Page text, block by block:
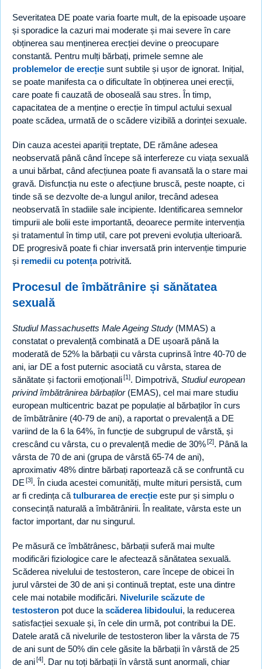
Severitatea DE poate varia foarte mult, de la episoade ușoare
și sporadice la cazuri mai moderate și mai severe în care
obținerea sau menținerea erecției devine o preocupare
constantă. Pentru mulți bărbați, primele semne ale
problemelor de erecție sunt subtile și ușor de ignorat. Inițial,
se poate manifesta ca o dificultate în obținerea unei erecții,
care poate fi cauzată de oboseală sau stres. În timp,
capacitatea de a menține o erecție în timpul actului sexual
poate scădea, urmată de o scădere vizibilă a dorinței sexuale.
Din cauza acestei apariții treptate, DE rămâne adesea
neobservată până când începe să interfereze cu viața sexuală
a unui bărbat, când afecțiunea poate fi avansată la o stare mai
gravă. Disfuncția nu este o afecțiune bruscă, peste noapte, ci
tinde să se dezvolte de-a lungul anilor, trecând adesea
neobservată în stadiile sale incipiente. Identificarea semnelor
timpurii ale bolii este importantă, deoarece permite intervenția
și tratamentul în timp util, care pot preveni evoluția ulterioară.
DE progresivă poate fi chiar inversată prin intervenție timpurie
și remedii cu potențapotrivită.
Procesul de îmbătrânire și sănătatea
sexuală
Studiul Massachusetts Male Ageing Study (MMAS) a
constatat o prevalență combinată a DE ușoară până la
moderată de 52% la bărbații cu vârsta cuprinsă între 40-70 de
ani, iar DE a fost puternic asociată cu vârsta, starea de
sănătate și factorii emoționali[1]. Dimpotrivă, Studiul european
privind îmbătrânirea bărbaților(EMAS), cel mai mare studiu
european multicentric bazat pe populație al bărbaților în curs
de îmbătrânire (40-79 de ani), a raportat o prevalență a DE
variind de la 6 la 64%, în funcție de subgrupul de vârstă, și
crescând cu vârsta, cu o prevalență medie de 30%[2]. Până la
vârsta de 70 de ani (grupa de vârstă 65-74 de ani),
aproximativ 48% dintre bărbați raportează că se confruntă cu
DE [3]. În ciuda acestei comunități, multe mituri persistă, cum
ar fi credința că tulburarea de erecție este pur și simplu o
consecință naturală a îmbătrânirii. În realitate, vârsta este un
factor important, dar nu singurul.
Pe măsură ce îmbătrânesc, bărbații suferă mai multe
modificări fiziologice care le afectează sănătatea sexuală.
Scăderea nivelului de testosteron, care începe de obicei în
jurul vârstei de 30 de ani și continuă treptat, este una dintre
cele mai notabile modificări. Nivelurile scăzute de
testosteron pot duce la scăderea libidoului, la reducerea
satisfacției sexuale și, în cele din urmă, pot contribui la DE.
Datele arată că nivelurile de testosteron liber la vârsta de 75
de ani sunt de 50% din cele găsite la bărbații în vârstă de 25
de ani[4]. Dar nu toți bărbații în vârstă sunt anormali, chiar